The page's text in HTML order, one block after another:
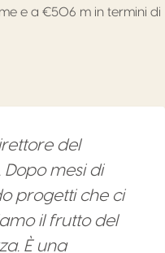
e a €506 m in termini di
del
mesi di
progetti che ci
il frutto del
È una